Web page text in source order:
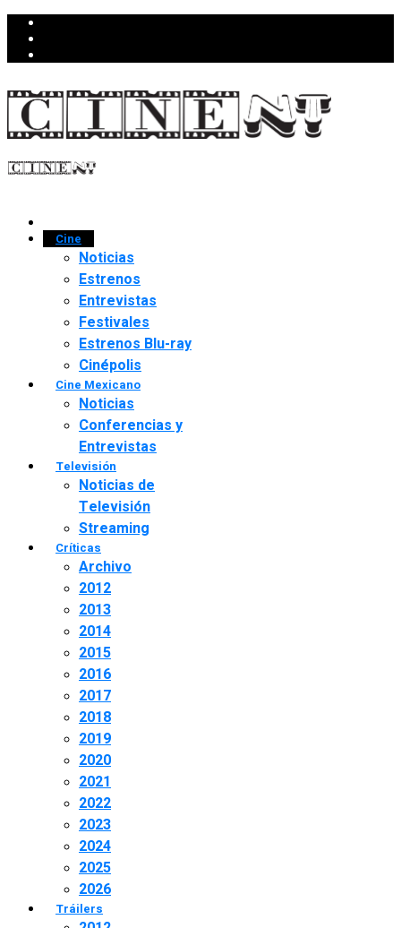
Cine
Noticias
Estrenos
Entrevistas
Festivales
Estrenos Blu-ray
Cinépolis
Cine Mexicano
Noticias
Conferencias y
Entrevistas
Televisión
Noticias de
Televisión
Streaming
Críticas
Archivo
2012
2013
2014
2015
2016
2017
2018
2019
2020
2021
2022
2023
2024
2025
2026
Tráilers